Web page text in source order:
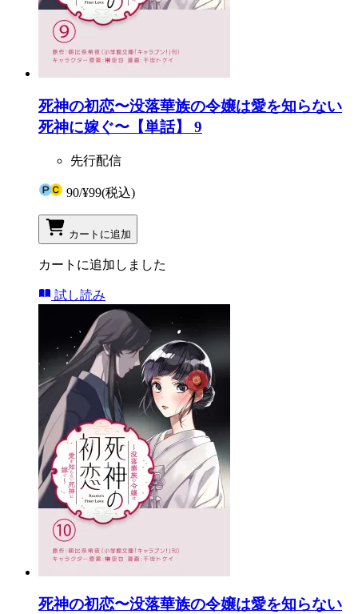
死神の初恋〜没落華族の令嬢は愛を知らない
死神に嫁ぐ〜【単話】 9
先行配信
90/¥99(税込)
カートに追加
カートに追加しました
試し読み
死神の初恋〜没落華族の令嬢は愛を知らない